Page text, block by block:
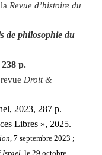
Revue d’histoire du
de philosophie du
p.
Droit &
2023, 287 p.
Libres », 2025.
, 7 septembre 2023 ;
Israel, le 29 octobre